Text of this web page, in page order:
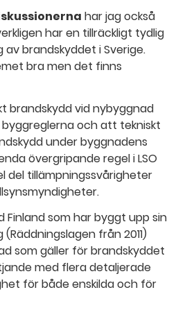
har jag också
har en tillräckligt tydlig
brandskyddet i Sverige.
bra men det finns
brandskydd vid nybyggnad
och att tekniskt
under byggnadens
övergripande regel i LSO
del tillämpningssvårigheter
som har byggt upp sin
från 2011)
som gäller för brandskyddet
med flera detaljerade
för både enskilda och för